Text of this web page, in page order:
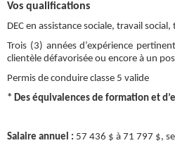
Vos qualifications
DEC en assistance sociale, travail
Trois (3) années d’expérience
clientèle défavorisée ou encore à un
Permis de conduire classe 5 valide
* Des équivalences de formation et
Salaire annuel : 57 436 $ à 71 797 $,